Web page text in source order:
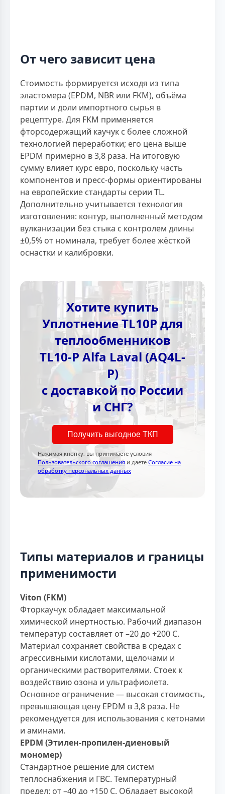
От чего зависит цена
Стоимость формируется исходя из типа
эластомера (EPDM, NBR или FKM), объёма
партии и доли импортного сырья в
рецептуре. Для FKM применяется
фторсодержащий каучук с более сложной
технологией переработки; его цена выше
EPDM примерно в 3,8 раза. На итоговую
сумму влияет курс евро, поскольку часть
компонентов и пресс-формы ориентированы
на европейские стандарты серии TL.
Дополнительно учитывается технология
изготовления: контур, выполненный методом
вулканизации без стыка с контролем длины
±0,5% от номинала, требует более жёсткой
оснастки и калибровки.
Хотите купить
Уплотнение TL10P для
теплообменников
TL10-P Alfa Laval (AQ4L-
P)
с доставкой по России
и СНГ?
Получить выгодное ТКП
Нажимая кнопку, вы принимаете условия
Пользовательского соглашения и даете Согласие на
обработку персональных данных
Типы материалов и границы
применимости
Viton (FKM)
Фторкаучук обладает максимальной
химической инертностью. Рабочий диапазон
температур составляет от –20 до +200 С.
Материал сохраняет свойства в средах с
агрессивными кислотами, щелочами и
органическими растворителями. Стоек к
воздействию озона и ультрафиолета.
Основное ограничение — высокая стоимость,
превышающая цену EPDM в 3,8 раза. Не
рекомендуется для использования с кетонами
и аминами.
EPDM (Этилен-пропилен-диеновый
мономер)
Стандартное решение для систем
теплоснабжения и ГВС. Температурный
предел: от –40 до +150 С. Обладает высокой